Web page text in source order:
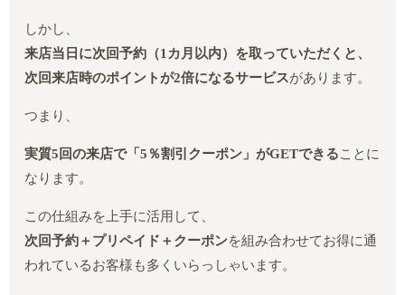
しかし、
来店当日に次回予約（1カ月以内）を取っていただくと、
次回来店時のポイントが2倍になるサービスがあります。
つまり、
実質5回の来店で「5％割引クーポン」がGETできることに
なります。
この仕組みを上手に活用して、
次回予約＋プリペイド＋クーポンを組み合わせてお得に通
われているお客様も多くいらっしゃいます。